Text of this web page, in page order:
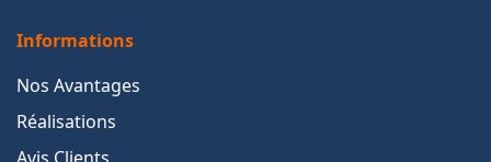
Informations
Nos Avantages
Réalisations